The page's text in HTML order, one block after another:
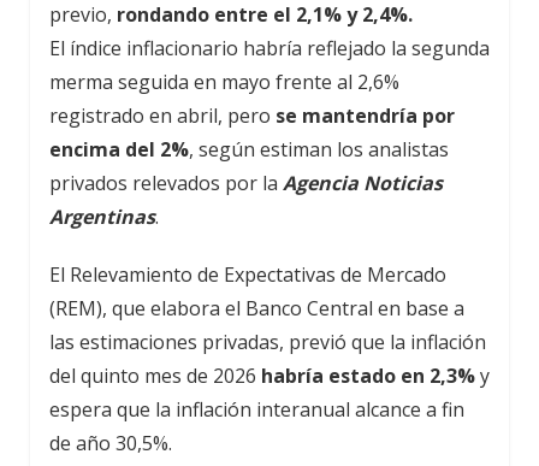
previo, rondando entre el 2,1% y 2,4%.
El índice inflacionario habría reflejado la segunda
merma seguida en mayo frente al 2,6%
registrado en abril, pero se mantendría por
encima del 2%, según estiman los analistas
privados relevados por la Agencia Noticias
Argentinas.
El Relevamiento de Expectativas de Mercado
(REM), que elabora el Banco Central en base a
las estimaciones privadas, previó que la inflación
del quinto mes de 2026 habría estado en 2,3%y
espera que la inflación interanual alcance a fin
de año 30,5%.